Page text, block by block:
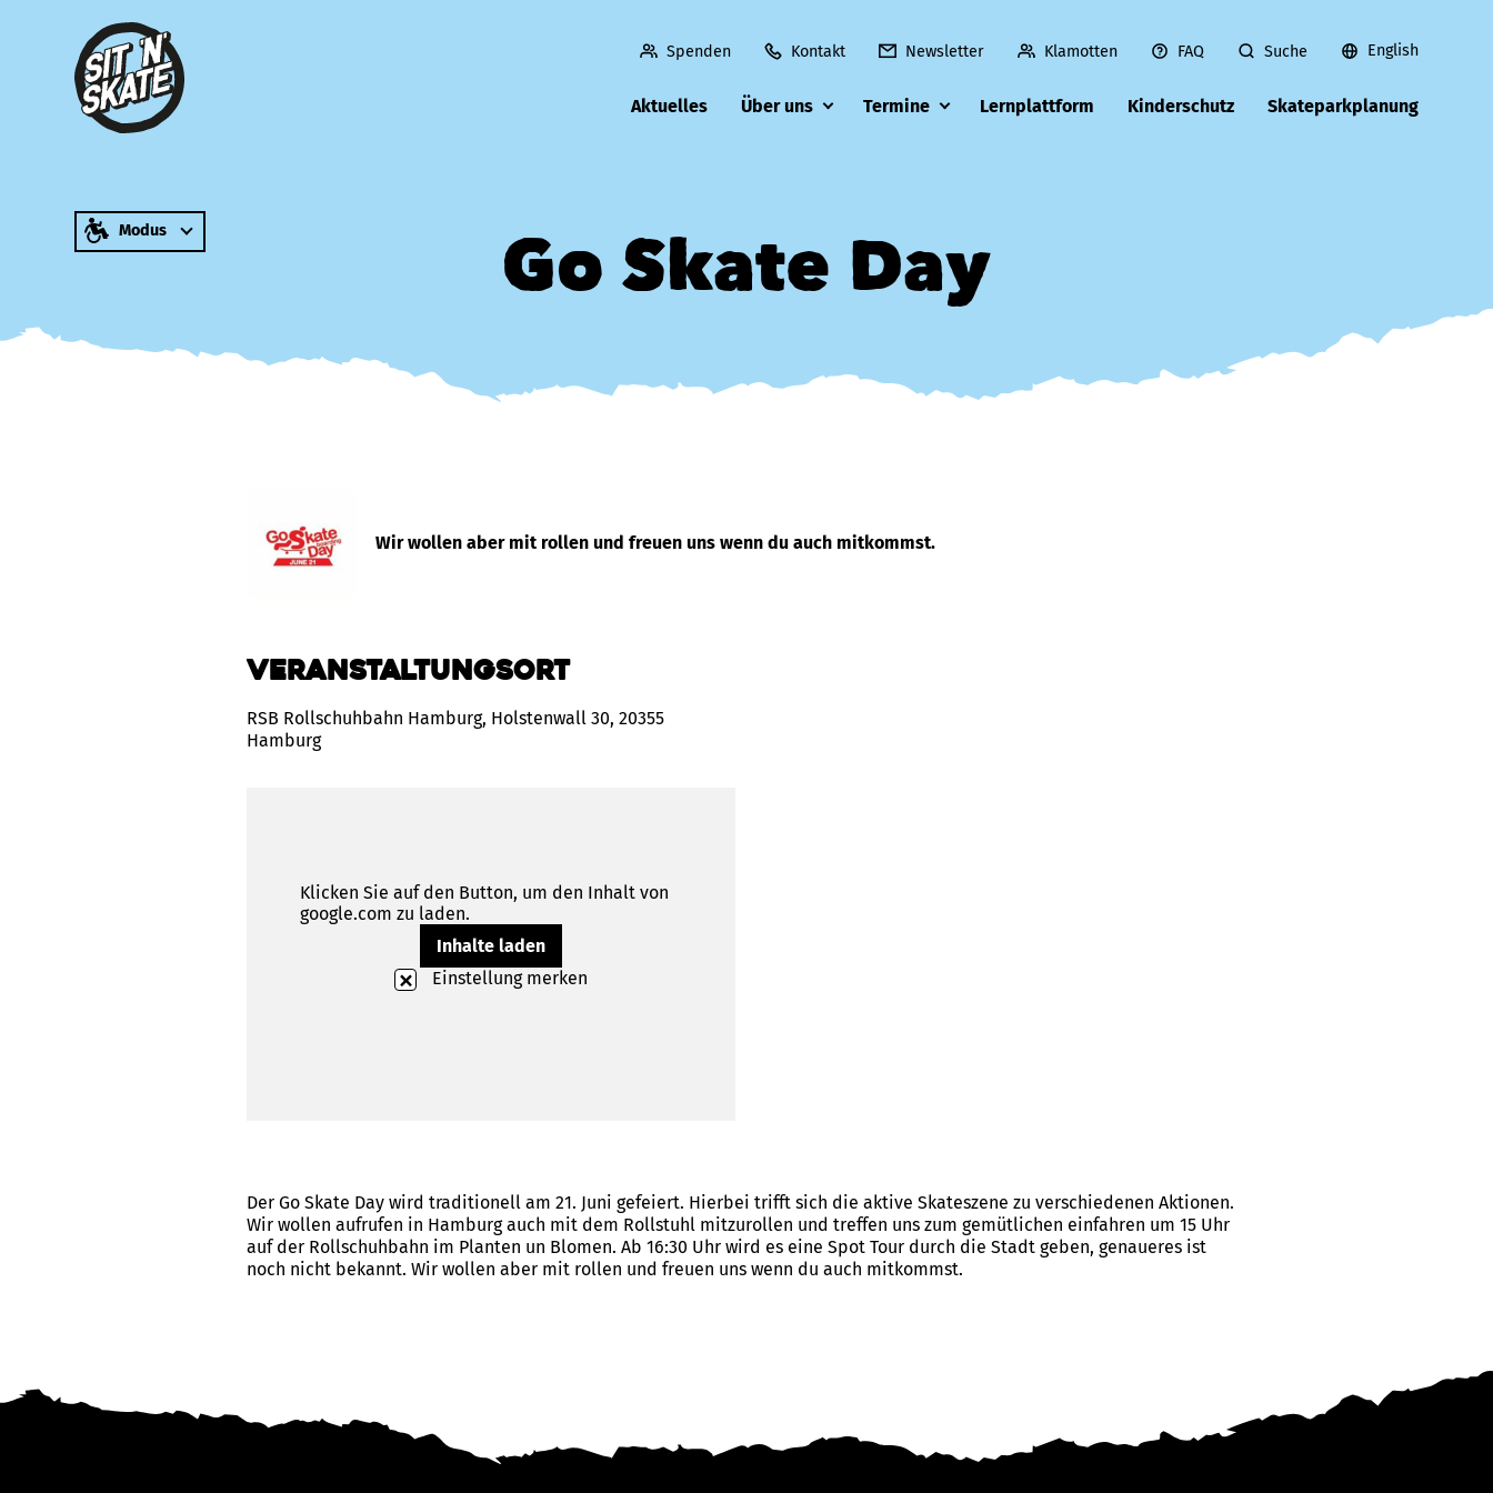
Modus
Aktuelles Über uns Termine Lernplattform Kinderschutz Skateparkplanung
Spenden Kontakt Newsletter Klamotten FAQ Suche English
Go Skate Day
Wir wollen aber mit rollen und freuen uns wenn du auch mitkommst.
Veranstaltungsort
RSB Rollschuhbahn Hamburg, Holstenwall 30, 20355
Hamburg
Klicken Sie auf den Button, um den Inhalt von
google.com zu laden.
Inhalte laden
Einstellung merken
Der Go Skate Day wird traditionell am 21. Juni gefeiert. Hierbei trifft sich die aktive Skateszene zu verschiedenen Aktionen.
Wir wollen aufrufen in Hamburg auch mit dem Rollstuhl mitzurollen und treffen uns zum gemütlichen einfahren um 15 Uhr
auf der Rollschuhbahn im Planten un Blomen. Ab 16:30 Uhr wird es eine Spot Tour durch die Stadt geben, genaueres ist
noch nicht bekannt. Wir wollen aber mit rollen und freuen uns wenn du auch mitkommst.